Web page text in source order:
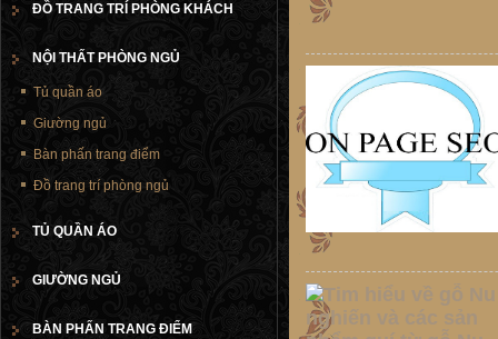
ĐỒ TRANG TRÍ PHÒNG KHÁCH
NỘI THẤT PHÒNG NGỦ
Tủ quần áo
Giường ngủ
Bàn phấn trang điểm
Đồ trang trí phòng ngủ
TỦ QUẦN ÁO
GIƯỜNG NGỦ
BÀN PHẤN TRANG ĐIỂM